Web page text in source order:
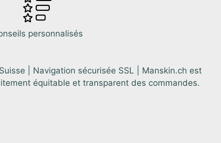
personnalisés
| Navigation sécurisée SSL | Manskin.ch est
équitable et transparent des commandes.